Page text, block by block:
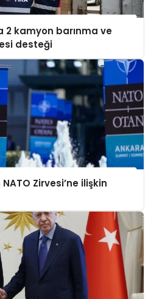
2 kamyon barınma ve
desteği
Zirvesi’ne ilişkin